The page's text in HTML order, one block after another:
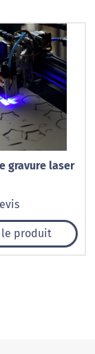
gravure laser
le produit